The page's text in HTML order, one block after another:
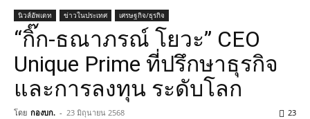
นิวส์อัพเดท ข่าวในประเทศ เศรษฐกิจ/ธุรกิจ
“กิ๊ก-ธณาภรณ์ โยวะ” CEO
Unique Prime ที่ปรึกษาธุรกิจ
และการลงทุน ระดับโลก
โดย กองบก. - 23 มิถุนายน 2568 23